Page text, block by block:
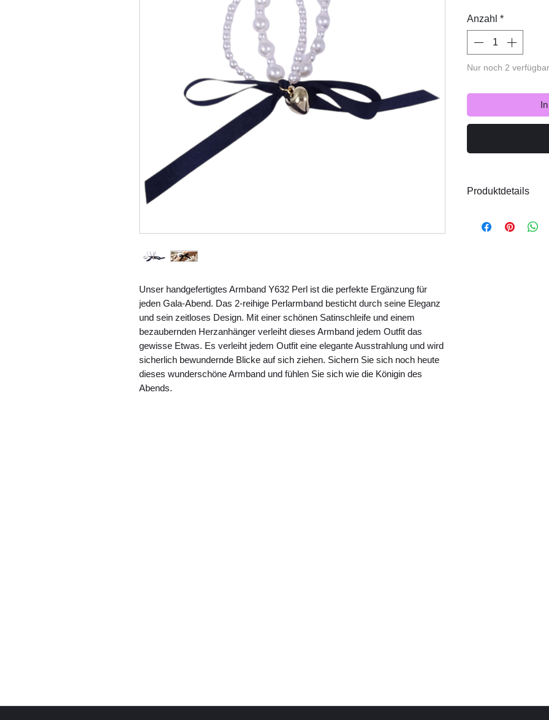
Unser handgefertigtes Armband Y632 Perl ist die perfekte Ergänzung für
jeden Gala-Abend. Das 2-reihige Perlarmband besticht durch seine Eleganz
und sein zeitloses Design. Mit einer schönen Satinschleife und einem
bezaubernden Herzanhänger verleiht dieses Armband jedem Outfit das
gewisse Etwas. Es verleiht jedem Outfit eine elegante Ausstrahlung und wird
sicherlich bewundernde Blicke auf sich ziehen. Sichern Sie sich noch heute
dieses wunderschöne Armband und fühlen Sie sich wie die Königin des
Abends.
Anzahl *
Nur noch 2 verfügbar
Produktdetails
Größe: Flexibel